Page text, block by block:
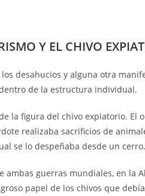
Y EL CHIVO
desahucios y alguna otra
de la estructura individual.
la figura del chivo expiatorio.
realizaba sacrificios de
se lo despeñaba desde un cerro.
guerras mundiales, en
papel de los chivos que